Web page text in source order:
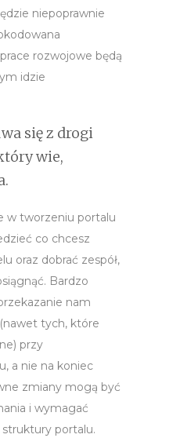
niepoprawnie
rozwojowe będą
idzie
się z drogi
wie,
w tworzeniu portalu
co chcesz
oraz dobrać zespół,
Bardzo
nam
tych, które
przy
a nie na koniec
zmiany mogą być
i wymagać
struktury portalu.